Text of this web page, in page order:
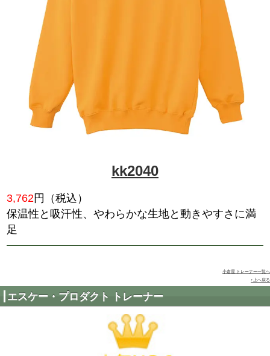
2,420円（税込）
光を熱に変換し、最大+9℃の発